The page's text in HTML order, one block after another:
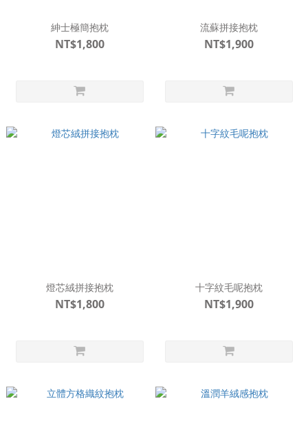
紳士極簡抱枕
NT$1,800
流蘇拼接抱枕
NT$1,900
燈芯絨拼接抱枕
NT$1,800
十字紋毛呢抱枕
NT$1,900